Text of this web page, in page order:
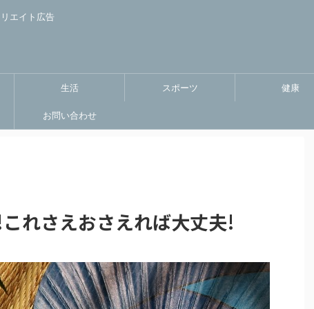
エイト広告
生活 スポーツ 健康
お問い合わせ
れさえおさえれば大丈夫!